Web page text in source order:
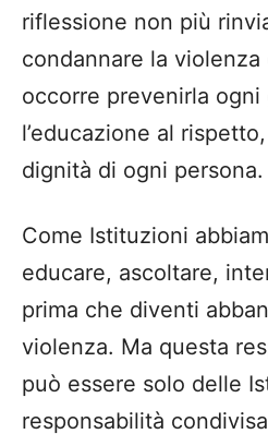
riflessione non più
condannare la
occorre prevenirla
l’educazione al
dignità di ogni persona.
Come Istituzioni
educare, ascoltare,
prima che diventi
violenza. Ma questa
può essere solo delle
responsabilità